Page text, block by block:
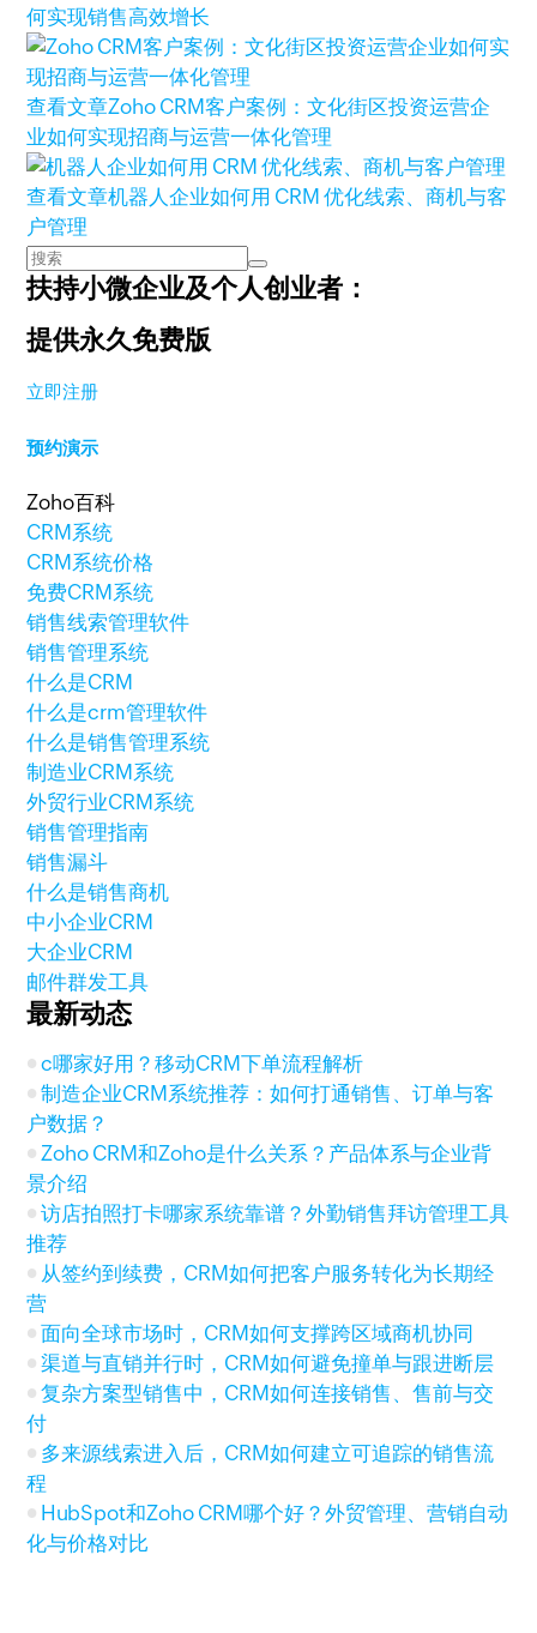
何实现销售高效增长
查看文章Zoho CRM客户案例：文化街区投资运营企
业如何实现招商与运营一体化管理
查看文章机器人企业如何用 CRM 优化线索、商机与客
户管理
扶持小微企业及个人创业者：
提供永久免费版
立即注册
预约演示
Zoho百科
CRM系统
CRM系统价格
免费CRM系统
销售线索管理软件
销售管理系统
什么是CRM
什么是crm管理软件
什么是销售管理系统
制造业CRM系统
外贸行业CRM系统
销售管理指南
销售漏斗
什么是销售商机
中小企业CRM
大企业CRM
邮件群发工具
最新动态
c哪家好用？移动CRM下单流程解析
制造企业CRM系统推荐：如何打通销售、订单与客
户数据？
Zoho CRM和Zoho是什么关系？产品体系与企业背
景介绍
访店拍照打卡哪家系统靠谱？外勤销售拜访管理工具
推荐
从签约到续费，CRM如何把客户服务转化为长期经
营
面向全球市场时，CRM如何支撑跨区域商机协同
渠道与直销并行时，CRM如何避免撞单与跟进断层
复杂方案型销售中，CRM如何连接销售、售前与交
付
多来源线索进入后，CRM如何建立可追踪的销售流
程
HubSpot和Zoho CRM哪个好？外贸管理、营销自动
化与价格对比